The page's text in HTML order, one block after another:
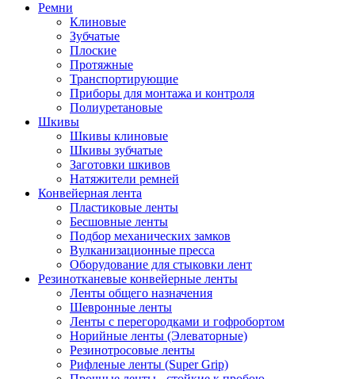
Ремни
Клиновые
Зубчатые
Плоские
Протяжные
Транспортирующие
Приборы для монтажа и контроля
Полиуретановые
Шкивы
Шкивы клиновые
Шкивы зубчатые
Заготовки шкивов
Натяжители ремней
Конвейерная лента
Пластиковые ленты
Бесшовные ленты
Подбор механических замков
Вулканизационные пресса
Оборудование для стыковки лент
Резинотканевые конвейерные ленты
Ленты общего назначения
Шевронные ленты
Ленты с перегородками и гофробортом
Норийные ленты (Элеваторные)
Резинотросовые ленты
Рифленые ленты (Super Grip)